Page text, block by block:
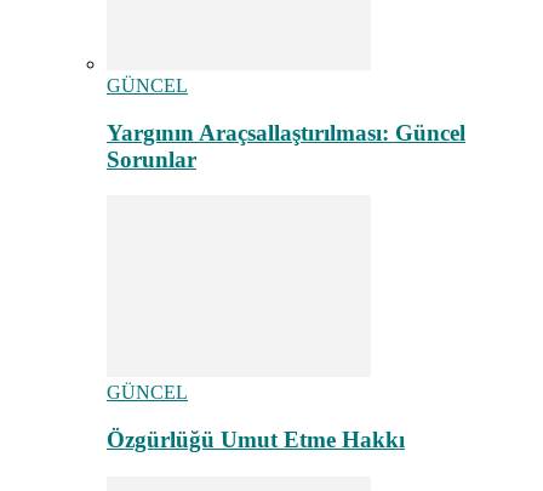
GÜNCEL
Yargının Araçsallaştırılması: Güncel
Sorunlar
GÜNCEL
Özgürlüğü Umut Etme Hakkı